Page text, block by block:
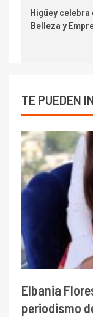
Higüey
Belleza y
TE PUEDEN
Elbania
periodismo